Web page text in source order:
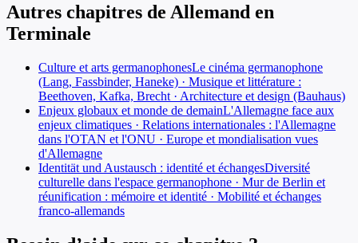
Autres chapitres de Allemand en
Terminale
Culture et arts germanophonesLe cinéma germanophone
(Lang, Fassbinder, Haneke) · Musique et littérature :
Beethoven, Kafka, Brecht · Architecture et design (Bauhaus)
Enjeux globaux et monde de demainL'Allemagne face aux
enjeux climatiques · Relations internationales : l'Allemagne
dans l'OTAN et l'ONU · Europe et mondialisation vues
d'Allemagne
Identität und Austausch : identité et échangesDiversité
culturelle dans l'espace germanophone · Mur de Berlin et
réunification : mémoire et identité · Mobilité et échanges
franco-allemands